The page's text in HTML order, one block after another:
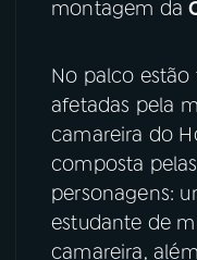
ACOMPANHE A RÁDIO
YouTube
Instagram
TikTok
montagem da
No palco estão
afetadas pela
camareira do
composta
personagens:
estudante de
camareira,